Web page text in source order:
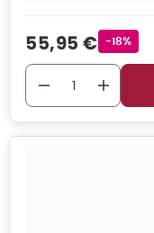
Verkaufspreis
55,95 € -18%